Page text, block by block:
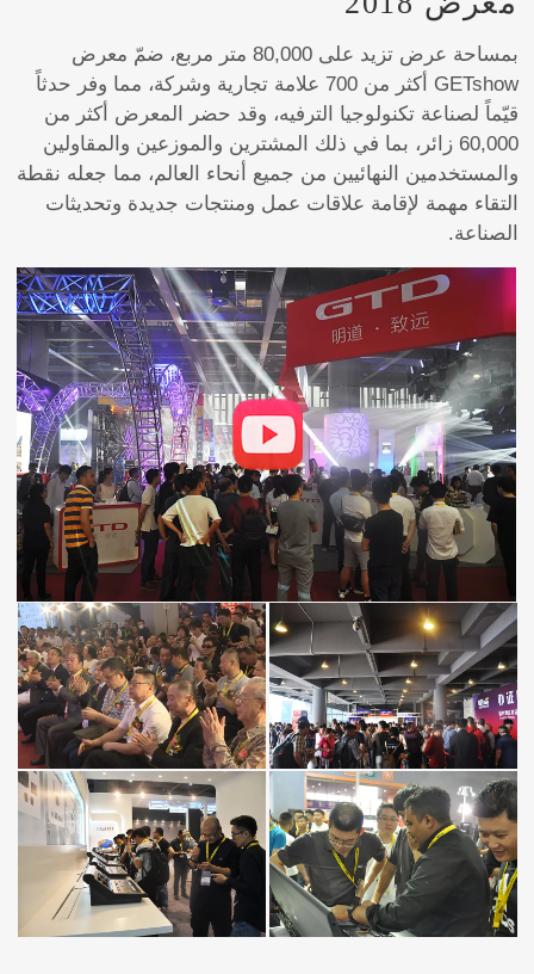
بمساحة عرض تزيد على 80,000 متر مربع، ضمّ معرض
GETshow أكثر من 700 علامة تجارية وشركة، مما وفر حدثاً
قيّماً لصناعة تكنولوجيا الترفيه، وقد حضر المعرض أكثر من
60,000 زائر، بما في ذلك المشترين والموزعين والمقاولين
والمستخدمين النهائيين من جميع أنحاء العالم، مما جعله نقطة
التقاء مهمة لإقامة علاقات عمل ومنتجات جديدة وتحديثات
الصناعة.